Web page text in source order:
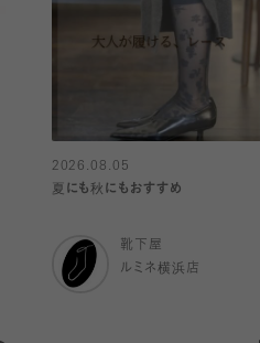
2026.08.05
夏にも秋にもおすすめ
靴下屋
ルミネ横浜店